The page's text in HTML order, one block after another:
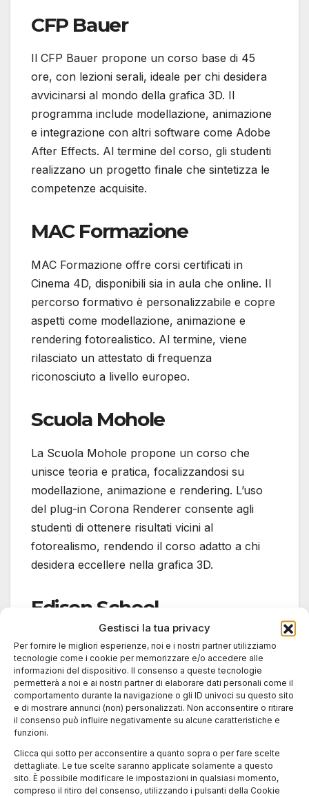
Gestisci la tua privacy
Per fornire le migliori esperienze, noi e i nostri partner utilizziamo
tecnologie come i cookie per memorizzare e/o accedere alle
informazioni del dispositivo. Il consenso a queste tecnologie
permetterà a noi e ai nostri partner di elaborare dati personali come il
comportamento durante la navigazione o gli ID univoci su questo sito
e di mostrare annunci (non) personalizzati. Non acconsentire o ritirare
il consenso può influire negativamente su alcune caratteristiche e
funzioni.
Clicca qui sotto per acconsentire a quanto sopra o per fare scelte
dettagliate. Le tue scelte saranno applicate solamente a questo
sito. È possibile modificare le impostazioni in qualsiasi momento,
compreso il ritiro del consenso, utilizzando i pulsanti della Cookie
CFP Bauer
Il CFP Bauer propone un corso base di 45
ore, con lezioni serali, ideale per chi desidera
avvicinarsi al mondo della grafica 3D. Il
programma include modellazione, animazione
e integrazione con altri software come Adobe
After Effects. Al termine del corso, gli studenti
realizzano un progetto finale che sintetizza le
competenze acquisite.
MAC Formazione
MAC Formazione offre corsi certificati in
Cinema 4D, disponibili sia in aula che online. Il
percorso formativo è personalizzabile e copre
aspetti come modellazione, animazione e
rendering fotorealistico. Al termine, viene
rilasciato un attestato di frequenza
riconosciuto a livello europeo.
Scuola Mohole
La Scuola Mohole propone un corso che
unisce teoria e pratica, focalizzandosi su
modellazione, animazione e rendering. L’uso
del plug-in Corona Renderer consente agli
studenti di ottenere risultati vicini al
fotorealismo, rendendo il corso adatto a chi
desidera eccellere nella grafica 3D.
Edison School
Edison School offre un corso completo in
Cinema 4D, pensato per chi desidera diventare
esperto nella grafica 3D. Il programma copre
modellazione, animazione e renderizzazione,
utilizzando anche motori di rendering come
Maxwell Render e V-Ray.
Applicazioni